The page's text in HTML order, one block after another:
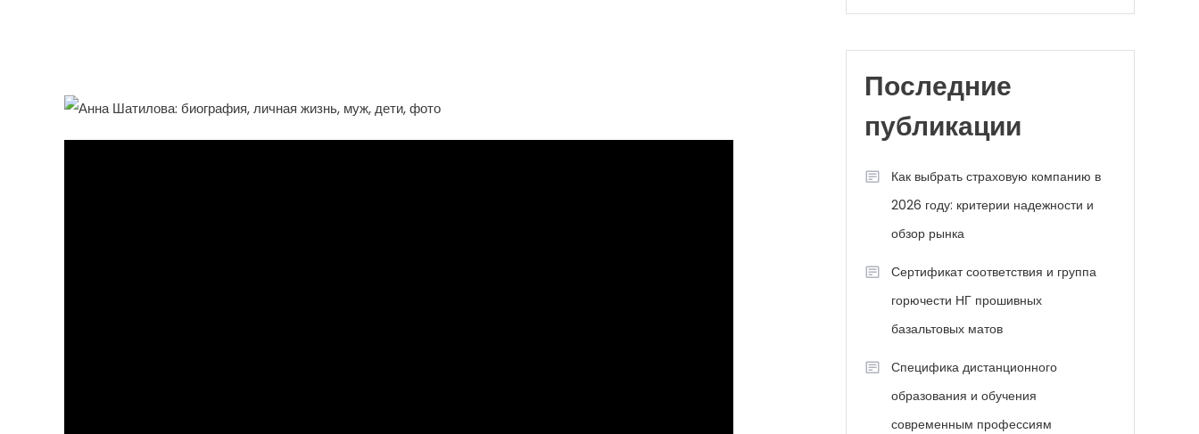
Последние
публикации
Как выбрать страховую компанию в
2026 году: критерии надежности и
обзор рынка
Сертификат соответствия и группа
горючести НГ прошивных
базальтовых матов
Специфика дистанционного
образования и обучения
современным профессиям